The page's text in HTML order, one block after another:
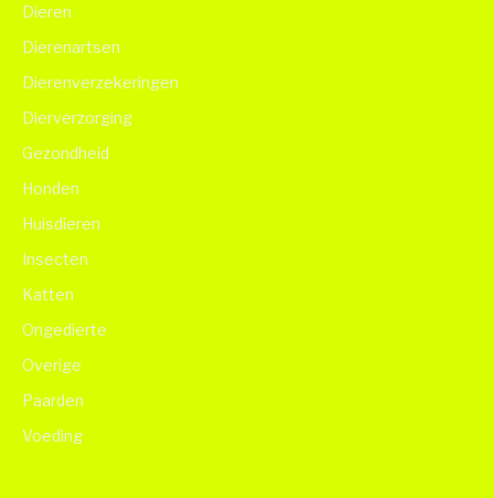
Dieren
Dierenartsen
Dierenverzekeringen
Dierverzorging
Gezondheid
Honden
Huisdieren
Insecten
Katten
Ongedierte
Overige
Paarden
Voeding